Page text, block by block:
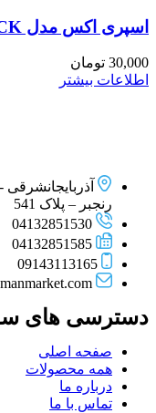
اسپری اکس مدل AXE BLACK
30,000 تومان
اطلاعات بیشتر
آذربایجانشرقی
رنجبر – پلاک 541
04132851530
04132851585
09143113165
دسترسی های
صفحه اصلی
همه محصولات
درباره ما
تماس با ما